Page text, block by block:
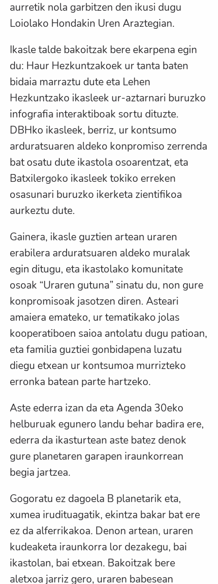
aurretik nola garbitzen den ikusi dugu
Loiolako Hondakin Uren Araztegian.
Ikasle talde bakoitzak bere ekarpena egin
du: Haur Hezkuntzakoek ur tanta baten
bidaia marraztu dute eta Lehen
Hezkuntzako ikasleek ur-aztarnari buruzko
infografia interaktiboak sortu dituzte.
DBHko ikasleek, berriz, ur kontsumo
arduratsuaren aldeko konpromiso zerrenda
bat osatu dute ikastola osoarentzat, eta
Batxilergoko ikasleek tokiko erreken
osasunari buruzko ikerketa zientifikoa
aurkeztu dute.
Gainera, ikasle guztien artean uraren
erabilera arduratsuaren aldeko muralak
egin ditugu, eta ikastolako komunitate
osoak “Uraren gutuna” sinatu du, non gure
konpromisoak jasotzen diren. Asteari
amaiera emateko, ur tematikako jolas
kooperatiboen saioa antolatu dugu patioan,
eta familia guztiei gonbidapena luzatu
diegu etxean ur kontsumoa murrizteko
erronka batean parte hartzeko.
Aste ederra izan da eta Agenda 30eko
helburuak egunero landu behar badira ere,
ederra da ikasturtean aste batez denok
gure planetaren garapen iraunkorrean
begia jartzea.
Gogoratu ez dagoela B planetarik eta,
xumea irudituagatik, ekintza bakar bat ere
ez da alferrikakoa. Denon artean, uraren
kudeaketa iraunkorra lor dezakegu, bai
ikastolan, bai etxean. Bakoitzak bere
aletxoa jarriz gero, uraren babesean